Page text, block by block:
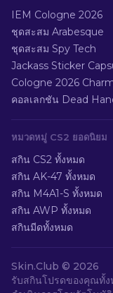
IEM Cologne 2026
ชุดสะสม Arabesque
ชุดสะสม Spy Tech
Jackass Sticker
Cologne 2026
คอลเลกชัน Dead
หมวดหมู่ CS2 ยอดนิยม
สกิน CS2 ทั้งหมด
สกิน AK-47 ทั้งหมด
สกิน M4A1-S ทั้งหมด
สกิน AWP ทั้งหมด
สกินมีดทั้งหมด
Skin.Club © 2026
รับสกินโปรดของคุณทั้ง